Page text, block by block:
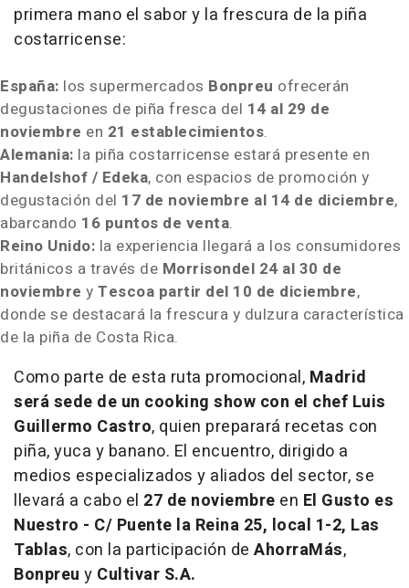
primera mano el sabor y la frescura de la piña
costarricense:
España: los supermercados Bonpreu ofrecerán
degustaciones de piña fresca del 14 al 29 de
noviembre en 21 establecimientos.
Alemania: la piña costarricense estará presente en
Handelshof / Edeka, con espacios de promoción y
degustación del 17 de noviembre al 14 de diciembre,
abarcando 16 puntos de venta.
Reino Unido: la experiencia llegará a los consumidores
británicos a través de Morrisondel 24 al 30 de
noviembre y Tescoa partir del 10 de diciembre,
donde se destacará la frescura y dulzura característica
de la piña de Costa Rica.
Como parte de esta ruta promocional, Madrid
será sede de un cooking show con el chef Luis
Guillermo Castro, quien preparará recetas con
piña, yuca y banano. El encuentro, dirigido a
medios especializados y aliados del sector, se
llevará a cabo el 27 de noviembre en El Gusto es
Nuestro - C/ Puente la Reina 25, local 1-2, Las
Tablas, con la participación de AhorraMás,
Bonpreu y Cultivar S.A.